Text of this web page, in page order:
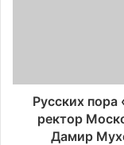
Русских пора
ректор
Дамир